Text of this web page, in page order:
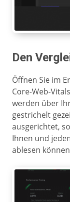
Den
Öffnen Sie im
Core-Web-
werden über
gestrichelt
ausgerichtet,
Ihnen und
ablesen